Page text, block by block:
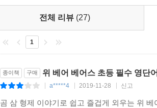
전체 리뷰 (27)
1
종이책 구매 위 베어 베어스 초등 필수 영단
a*****4 2019-11-28 신고
곰 삼 형제 이야기로 쉽고 즐겁게 외우는 위